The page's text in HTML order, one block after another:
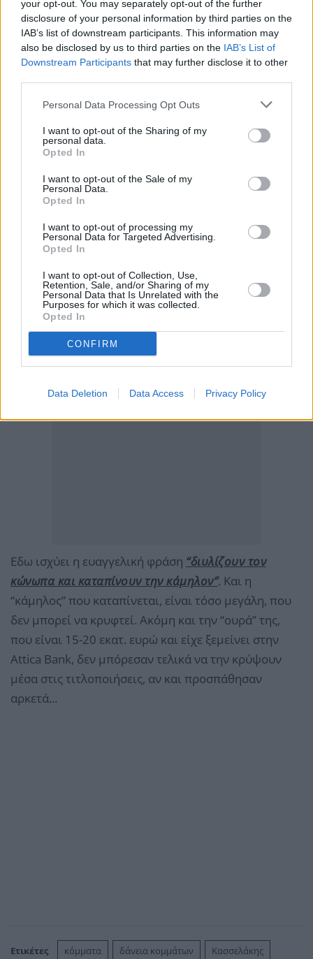
your opt-out. You may separately opt-out of the further
disclosure of your personal information by third parties on the
IAB’s list of downstream participants. This information may
also be disclosed by us to third parties on the IAB’s List of
Downstream Participants that may further disclose it to other
Personal Data Processing Opt Outs
I want to opt-out of the Sharing of my
personal data.
Opted In
I want to opt-out of the Sale of my
Personal Data.
Opted In
I want to opt-out of processing my
Personal Data for Targeted Advertising.
Opted In
I want to opt-out of Collection, Use,
Retention, Sale, and/or Sharing of my
Personal Data that Is Unrelated with the
Purposes for which it was collected.
Opted In
CONFIRM
Data Deletion Data Access Privacy Policy
ΣΥΡΙΖΑ, σε μία άλλη ΑΕ, την Left Media, στην οποία
ανήκουν τα “συριζαϊκά” μέσα ενημέρωσης
(εφημερίδα “Αυγή”, ραδιοφωνικός σταθμός “Στο
Κόκκινο”, ιστοσελίδα Left.gr κλπ). Είναι δηλαδή μία
συναλλαγή μεταξύ δύο επιχειρήσεων
Εδω ισχύει η ευαγγελική φράση “διυλίζουν τον
κώνωπα και καταπίνουν την κάμηλον”. Και η
“κάμηλος” που καταπίνεται, είναι τόσο μεγάλη, που
δεν μπορεί να κρυφτεί. Ακόμη και την “ουρά” της,
που είναι 15-20 εκατ. ευρώ και είχε ξεμείνει στην
Attica Bank, δεν μπόρεσαν τελικά να την κρύψουν
μέσα στις τιτλοποιήσεις, αν και προσπάθησαν
αρκετά...
Ετικέτες κόμματα δάνεια κομμάτων
Κασσελάκης